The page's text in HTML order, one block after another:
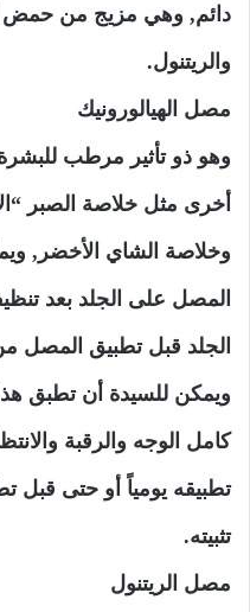
والريتنول.
مصل الهيالورونيك
وهو ذو تأثير مرطب
أخرى مثل خلاصة الصبر
وخلاصة الشاي الأخضر,
المصل على الجلد بعد
الجلد قبل تطبيق المصل
ويمكن للسيدة أن تطبق
كامل الوجه والرقبة
تطبيقه يومياً أو حتى قبل
تثبيته.
مصل الريتنول